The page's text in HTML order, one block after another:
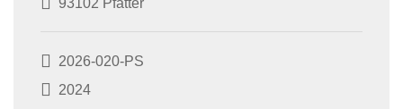
2026-020-PS
2024